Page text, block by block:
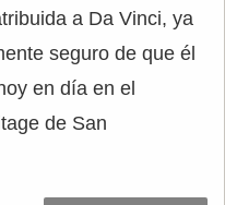
a Da Vinci, ya
seguro de que él
en día en el
de San